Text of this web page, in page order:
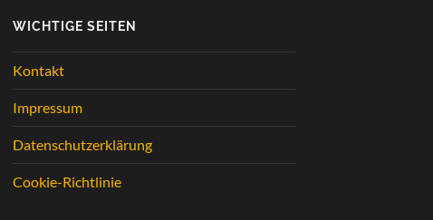
WICHTIGE SEITEN
Kontakt
Impressum
Datenschutzerklärung
Cookie-Richtlinie